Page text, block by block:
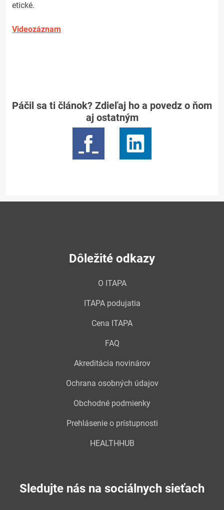
etické.
Videozáznam
Páčil sa ti článok? Zdieľaj ho a povedz o ňom
aj ostatným
Dôležité odkazy
O ITAPA
ITAPA podujatia
Cena ITAPA
FAQ
Akreditácia novinárov
Ochrana osobných údajov
Obchodné podmienky
Prehlásenie o prístupnosti
HEALTHHUB
Sledujte nás na sociálnych sieťach